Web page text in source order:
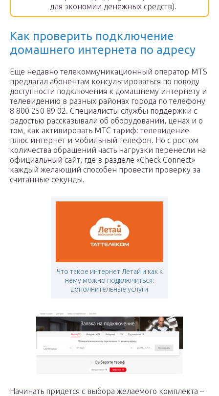
для экономии денежных средств).
Как проверить подключение
домашнего интернета по адресу
Еще недавно телекоммуникационный оператор MTS
предлагал абонентам консультироваться по поводу
доступности подключения к домашнему интернету и
телевидению в разных районах города по телефону
8 800 250 89 02. Специалисты службы поддержки с
радостью рассказывали об оборудовании, ценах и о
том, как активировать МТС тариф: телевидение
плюс интернет и мобильный телефон. Но с ростом
количества обращений часть нагрузки перенесли на
официальный сайт, где в разделе «Check Connect»
каждый желающий способен провести проверку за
считанные секунды.
Что такое интернет Летай и как к
нему можно подключиться:
дополнительные услуги
Начинать придется с выбора желаемого комплекта –